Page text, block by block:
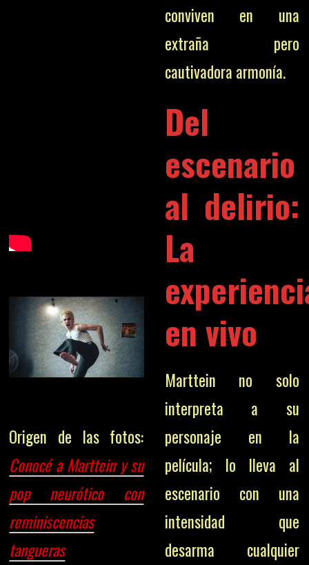
Origen de las fotos:
Conocé a Marttein y su
pop neurótico con
reminiscencias
tangueras
conviven en una
extraña pero
cautivadora armonía.
Del
escenario
al delirio:
La
en vivo
Marttein no solo
interpreta a su
personaje en la
película; lo lleva al
escenario con una
intensidad que
desarma cualquier